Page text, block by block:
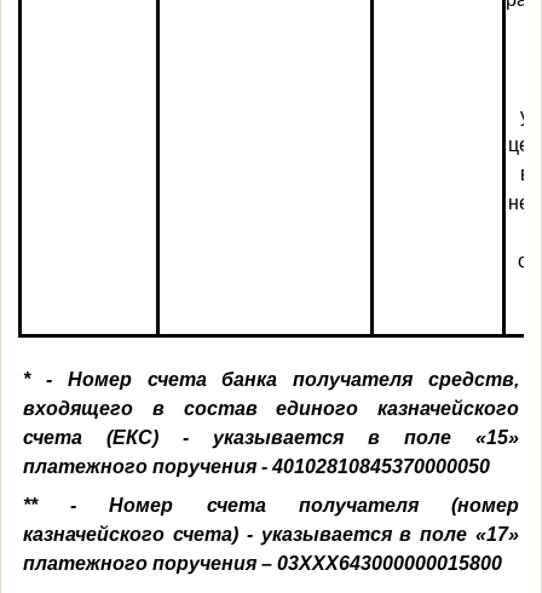
*- Номер счета банка получателя средств,
входящего в состав единого казначейского
счета (ЕКС) - указывается в поле «15»
платежного поручения - 40102810845370000050
**- Номер счета получателя (номер
казначейского счета) - указывается в поле «17»
платежного поручения – 03ХХХ643000000015800